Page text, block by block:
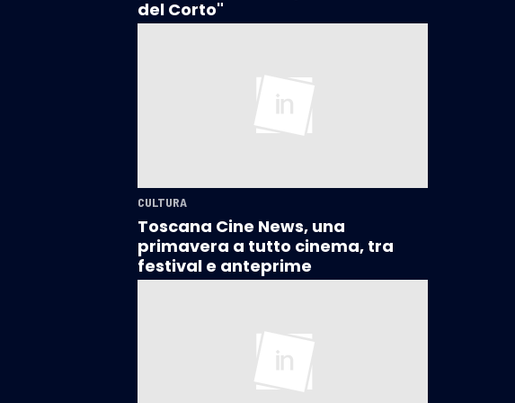
del Corto"
CULTURA
Toscana Cine News, una
primavera a tutto cinema, tra
festival e anteprime